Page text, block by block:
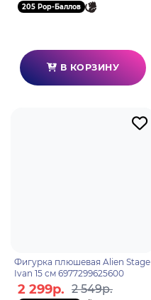
205 Pop-Баллов
В КОРЗИНУ
Фигурка плюшевая Alien Stage
Ivan 15 см 6977299625600
2 299р. 2 549р.